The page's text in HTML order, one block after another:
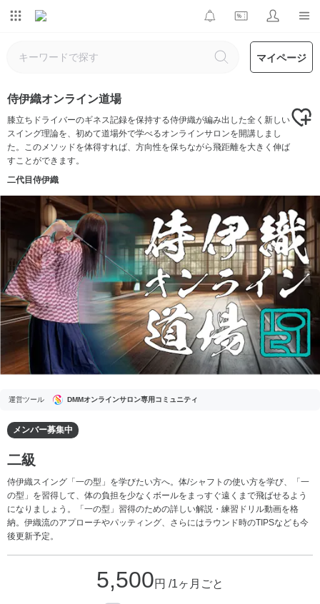
マイページ
侍伊織オンライン道場
膝立ちドライバーのギネス記録を保持する侍伊織が編み出した全く新しい
スイング理論を、初めて道場外で学べるオンラインサロンを開講しまし
た。このメソッドを体得すれば、方向性を保ちながら飛距離を大きく伸ば
すことができます。
二代目侍伊織
運営ツール DMMオンラインサロン専用コミュニティ
メンバー募集中
二級
侍伊織スイング「一の型」を学びたい方へ。体/シャフトの使い方を学び、「一
の型」を習得して、体の負担を少なくボールをまっすぐ遠くまで飛ばせるよう
になりましょう。「一の型」習得のための詳しい解説・練習ドリル動画を格
納。伊織流のアプローチやパッティング、さらにはラウンド時のTIPSなども今
後更新予定。
5,500円 /1ヶ月ごと